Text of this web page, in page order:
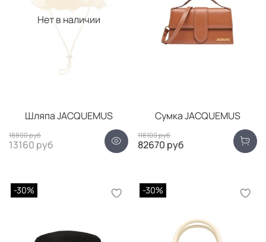
Нет в наличии
Шляпа JACQUEMUS
18800 руб
13160 руб
Сумка JACQUEMUS
118100 руб
82670 руб
-30% -30%